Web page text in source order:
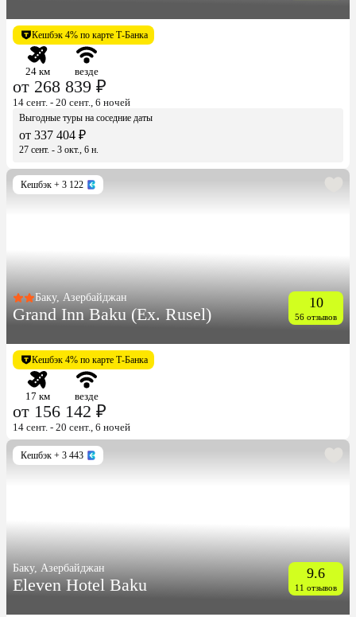
Кешбэк 4% по карте Т-Банка
24 км везде
от 268 839 ₽
14 сент. - 20 сент., 6 ночей
Выгодные туры на соседние даты
от 337 404 ₽
27 сент. - 3 окт., 6 н.
Кешбэк + 3 122
Баку, Азербайджан
Grand Inn Baku (Ex. Rusel)
10
56 отзывов
Кешбэк 4% по карте Т-Банка
17 км везде
от 156 142 ₽
14 сент. - 20 сент., 6 ночей
Кешбэк + 3 443
Баку, Азербайджан
Eleven Hotel Baku
9.6
11 отзывов